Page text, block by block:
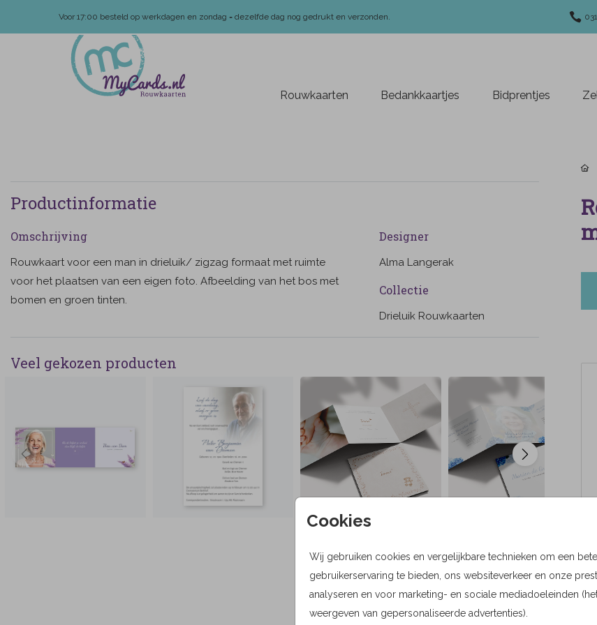
Voor 17:00 besteld op werkdagen en zondag = dezelfde dag nog gedrukt en verzonden.
Rouwkaarten Bedankkaartjes Bidprentjes
Cookies
Wij gebruiken cookies en vergelijkbare technieken om een
gebruikerservaring te bieden, ons websiteverkeer en onze
analyseren en voor marketing- en sociale mediadoeleinden
weergeven van gepersonaliseerde advertenties).
Productinformatie
Omschrijving
Rouwkaart voor een man in drieluik/ zigzag formaat met ruimte
voor het plaatsen van een eigen foto. Afbeelding van het bos met
bomen en groen tinten.
Designer
Alma Langerak
Collectie
Drieluik Rouwkaarten
Veel gekozen producten